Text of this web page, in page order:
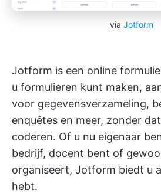
via Jotform
Jotform is een online
u formulieren kunt maken,
voor gegevensverzameling,
enquêtes en meer, zonder
coderen. Of u nu eigenaar
bedrijf, docent bent of
organiseert, Jotform biedt u
hebt.